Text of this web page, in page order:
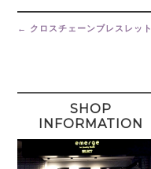
Post
navigation
← クロスチェーンブレスレット
SHOP
INFORMATION